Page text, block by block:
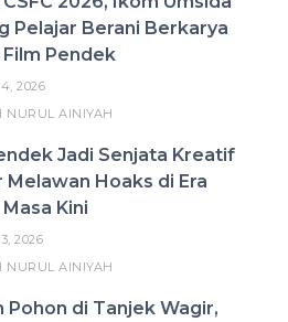
Pelajar Berani Berkarya
Pendek
2026
NURUL AINIYAH
Jadi Senjata Kreatif
Melawan Hoaks di Era
Kini
2026
NURUL AINIYAH
Pohon di Tanjek Wagir,